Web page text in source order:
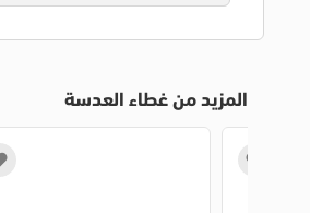
المزيد من غطاء العدسة